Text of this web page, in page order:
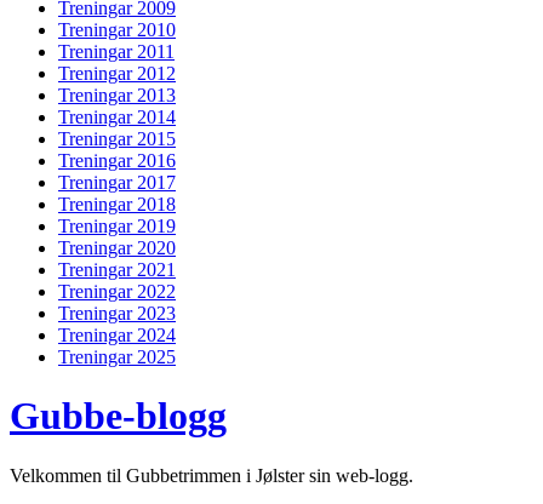
Treningar 2009
Treningar 2010
Treningar 2011
Treningar 2012
Treningar 2013
Treningar 2014
Treningar 2015
Treningar 2016
Treningar 2017
Treningar 2018
Treningar 2019
Treningar 2020
Treningar 2021
Treningar 2022
Treningar 2023
Treningar 2024
Treningar 2025
Gubbe-blogg
Velkommen til Gubbetrimmen i Jølster sin web-logg.